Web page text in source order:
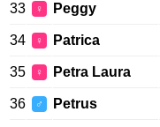
33 ♀ Peggy
34 ♀ Patrica
35 ♀ Petra Laura
36 ♂ Petrus